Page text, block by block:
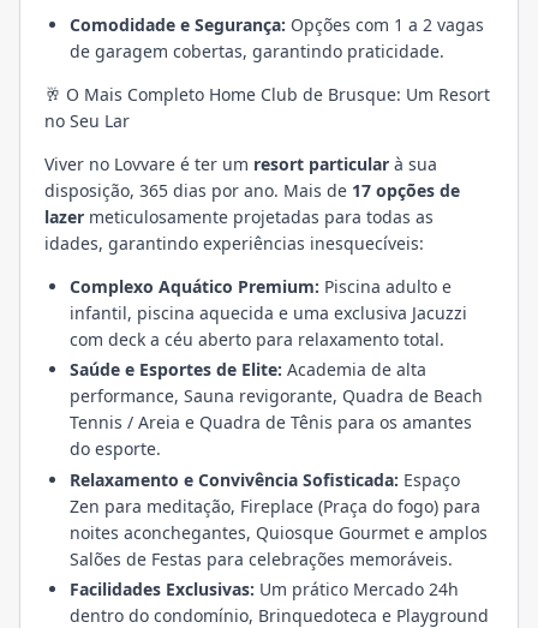
Comodidade e Segurança: Opções com 1 a 2 vagas
de garagem cobertas, garantindo praticidade.
🥂 O Mais Completo Home Club de Brusque: Um Resort
no Seu Lar
Viver no Lovvare é ter um resort particular à sua
disposição, 365 dias por ano. Mais de 17 opções de
lazer meticulosamente projetadas para todas as
idades, garantindo experiências inesquecíveis:
Complexo Aquático Premium: Piscina adulto e
infantil, piscina aquecida e uma exclusiva Jacuzzi
com deck a céu aberto para relaxamento total.
Saúde e Esportes de Elite: Academia de alta
performance, Sauna revigorante, Quadra de Beach
Tennis / Areia e Quadra de Tênis para os amantes
do esporte.
Relaxamento e Convivência Sofisticada: Espaço
Zen para meditação, Fireplace (Praça do fogo) para
noites aconchegantes, Quiosque Gourmet e amplos
Salões de Festas para celebrações memoráveis.
Facilidades Exclusivas: Um prático Mercado 24h
dentro do condomínio, Brinquedoteca e Playground